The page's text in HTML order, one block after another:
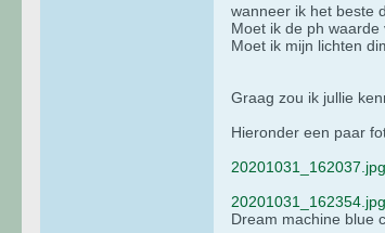
wanneer ik het beste
Moet ik de ph
Moet ik mijn lichten
Graag zou ik jullie
Hieronder een paar
20201031_162037.jpg
20201031_162354.jpg
Dream machine blue